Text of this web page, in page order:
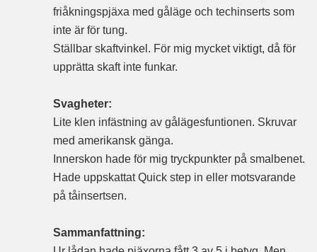
friåkningspjäxa med gåläge och techinserts som
inte är för tung.
Ställbar skaftvinkel. För mig mycket viktigt, då för
upprätta skaft inte funkar.
Svagheter:
Lite klen infästning av gålägesfuntionen. Skruvar
med amerikansk gänga.
Innerskon hade för mig tryckpunkter på smalbenet.
Hade uppskattat Quick step in eller motsvarande
på tåinsertsen.
Sammanfattning: